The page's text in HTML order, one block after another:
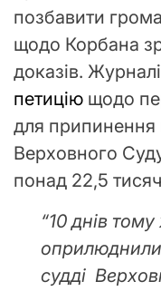
позбавити
щодо Корбана
доказів.
петицію щодо
для припинення
Верховного
понад 22,5
“10 днів
судді